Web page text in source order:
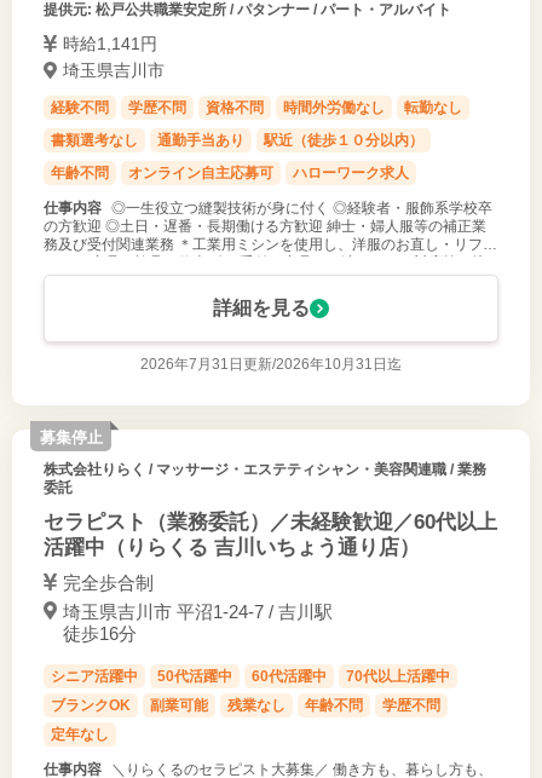
提供元: 松戸公共職業安定所 / パタンナー / パート・アルバイト
時給1,141円
埼玉県吉川市
経験不問 学歴不問 資格不問 時間外労働なし
転勤なし
書類選考なし
通勤手当あり
駅近（徒歩１０分以内）
年齢不問
オンライン自主応募可 ハローワーク求人
仕事内容 ◎一生役立つ縫製技術が身に付く ◎経験者・服飾系学校卒
の方歓迎 ◎土日・遅番・長期働ける方歓迎 紳士・婦人服等の補正業
務及び受付関連業務 ＊工業用ミシンを使用し、洋服のお直し・リフォ
客 ＊簡単な売
詳細を見る
2026年7月31日更新/2026年10月31日迄
募集停止
株式会社りらく / マッサージ・エステティシャン・美容関連職 / 業務
委託
セラピスト（業務委託）／未経験歓迎／60代以上
活躍中（りらくる 吉川いちょう通り店）
完全歩合制
埼玉県吉川市 平沼1-24-7 / 吉川駅
徒歩16分
シニア活躍中 50代活躍中 60代活躍中
70代以上活躍中
ブランクOK
副業可能 残業なし 年齢不問
学歴不問
定年なし
仕事内容
＼りらくるのセラピスト大募集／ 働き方も、暮らし方も、